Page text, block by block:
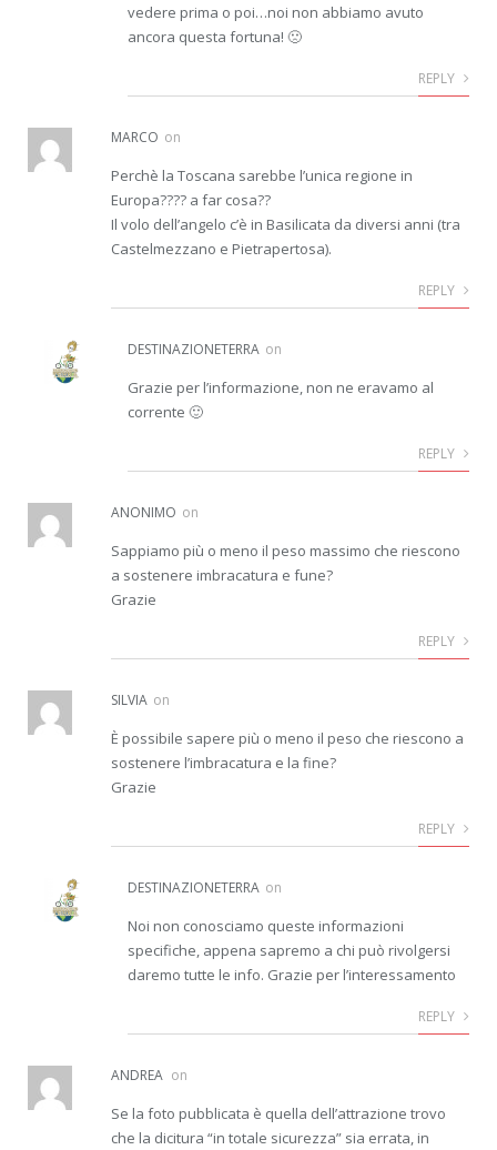
vedere prima o poi…noi non abbiamo avuto
ancora questa fortuna! 🙁
REPLY
MARCO on
Perchè la Toscana sarebbe l’unica regione in
Europa???? a far cosa??
Il volo dell’angelo c’è in Basilicata da diversi anni (tra
Castelmezzano e Pietrapertosa).
REPLY
DESTINAZIONETERRA on
Grazie per l’informazione, non ne eravamo al
corrente 🙂
REPLY
ANONIMO on
Sappiamo più o meno il peso massimo che riescono
a sostenere imbracatura e fune?
Grazie
REPLY
SILVIA on
È possibile sapere più o meno il peso che riescono a
sostenere l’imbracatura e la fine?
Grazie
REPLY
DESTINAZIONETERRA on
Noi non conosciamo queste informazioni
specifiche, appena sapremo a chi può rivolgersi
daremo tutte le info. Grazie per l’interessamento
REPLY
ANDREA on
Se la foto pubblicata è quella dell’attrazione trovo
che la dicitura “in totale sicurezza” sia errata, in